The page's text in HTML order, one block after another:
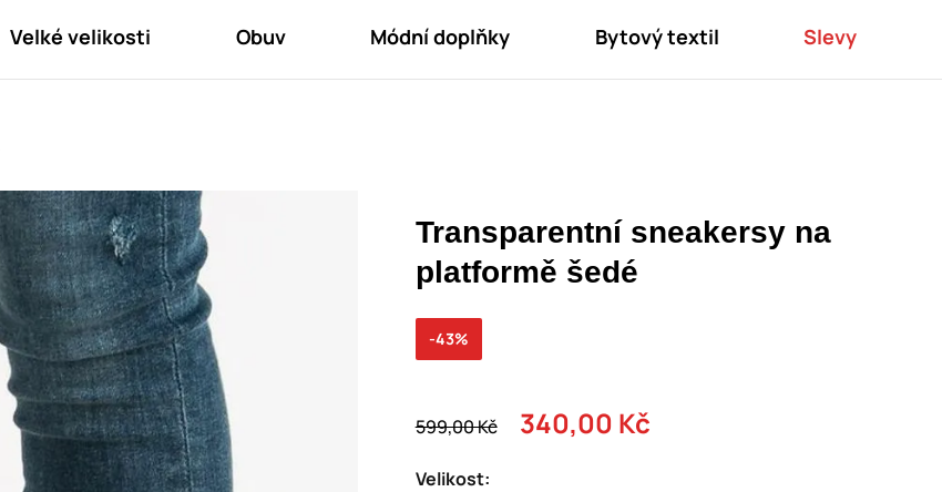
Velké velikosti Obuv Módní doplňky Bytový textil Slevy
Transparentní sneakersy na
platformě šedé
599,00 Kč 340,00 Kč
-43%
Velikost: